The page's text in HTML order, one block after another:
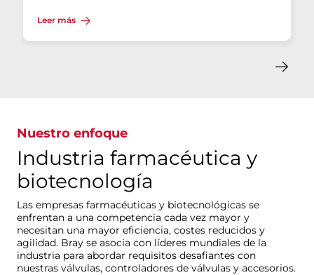
Leer más
Nuestro enfoque
Industria farmacéutica y
biotecnología
Las empresas farmacéuticas y biotecnológicas se
enfrentan a una competencia cada vez mayor y
necesitan una mayor eficiencia, costes reducidos y
agilidad. Bray se asocia con líderes mundiales de la
industria para abordar requisitos desafiantes con
nuestras válvulas, controladores de válvulas y accesorios.